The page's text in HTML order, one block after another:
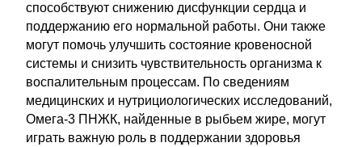
способствуют снижению дисфункции сердца и
поддержанию его нормальной работы. Они также
могут помочь улучшить состояние кровеносной
системы и снизить чувствительность организма к
воспалительным процессам. По сведениям
медицинских и нутрициологических исследований,
Омега-3 ПНЖК, найденные в рыбьем жире, могут
играть важную роль в поддержании здоровья